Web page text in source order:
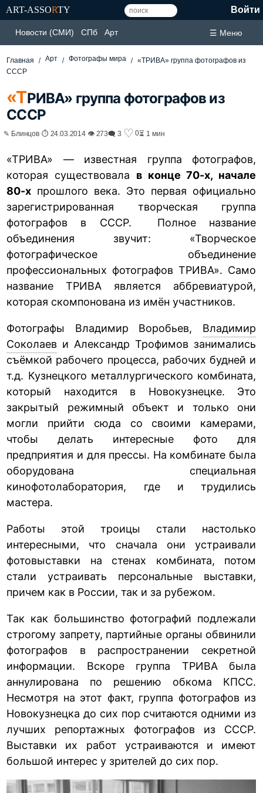
ART-ASSORTY Войти
Новости (СМИ) СПб Арт ☰ Меню
Главная Арт Фотографы мира
«ТРИВА» группа фотографов из
СССР
«ТРИВА» группа фотографов из
СССР
✎ Блинцов ⏱ 24.03.2014 👁 273🗨 3 ♡ 0⏳ 1 мин
«ТРИВА» — известная группа фотографов,
которая существовала в конце 70-х, начале
80-х прошлого века. Это первая официально
зарегистрированная творческая группа
фотографов в СССР. Полное название
объединения звучит: «Творческое
фотографическое объединение
профессиональных фотографов ТРИВА». Само
название ТРИВА является аббревиатурой,
которая скомпонована из имён участников.
Фотографы Владимир Воробьев, Владимир
Соколаев и Александр Трофимов занимались
съёмкой рабочего процесса, рабочих будней и
т.д. Кузнецкого металлургического комбината,
который находится в Новокузнецке. Это
закрытый режимный объект и только они
могли прийти сюда со своими камерами,
чтобы делать интересные фото для
предприятия и для прессы. На комбинате была
оборудована специальная
кинофотолаборатория, где и трудились
мастера.
Работы этой троицы стали настолько
интересными, что сначала они устраивали
фотовыставки на стенах комбината, потом
стали устраивать персональные выставки,
причем как в России, так и за рубежом.
Так как большинство фотографий подлежали
строгому запрету, партийные органы обвинили
фотографов в распространении секретной
информации. Вскоре группа ТРИВА была
аннулирована по решению обкома КПСС.
Несмотря на этот факт, группа фотографов из
Новокузнецка до сих пор считаются одними из
лучших репортажных фотографов из СССР.
Выставки их работ устраиваются и имеют
большой интерес у зрителей до сих пор.